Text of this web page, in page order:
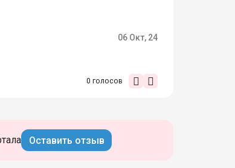
06 Окт, 24
0 голосов
Оставить отзыв